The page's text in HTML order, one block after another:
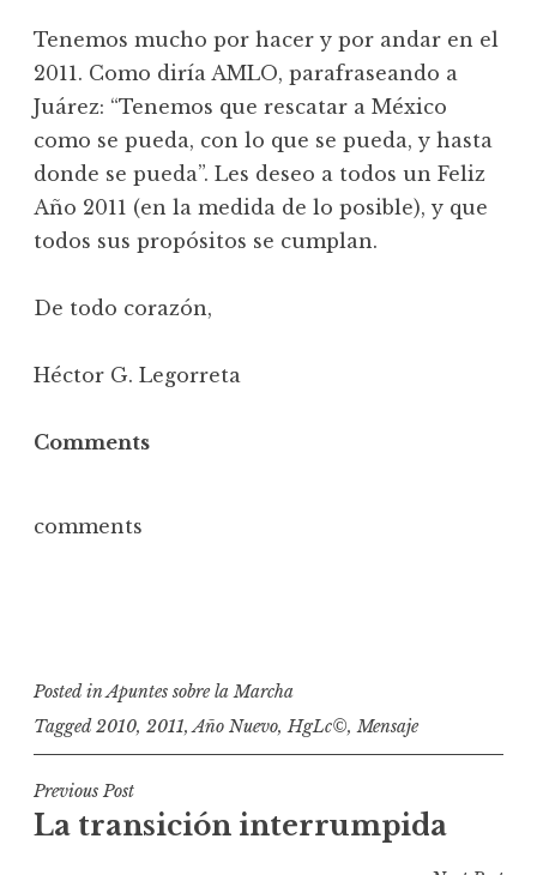
Tenemos mucho por hacer y por andar en el
2011. Como diría AMLO, parafraseando a
Juárez: “Tenemos que rescatar a México
como se pueda, con lo que se pueda, y hasta
donde se pueda”. Les deseo a todos un Feliz
Año 2011 (en la medida de lo posible), y que
todos sus propósitos se cumplan.
De todo corazón,
Héctor G. Legorreta
Comments
comments
Posted inApuntes sobre la Marcha
Tagged2010, 2011,Año Nuevo,HgLc©,Mensaje
N
a
Previous Post
La transición interrumpida